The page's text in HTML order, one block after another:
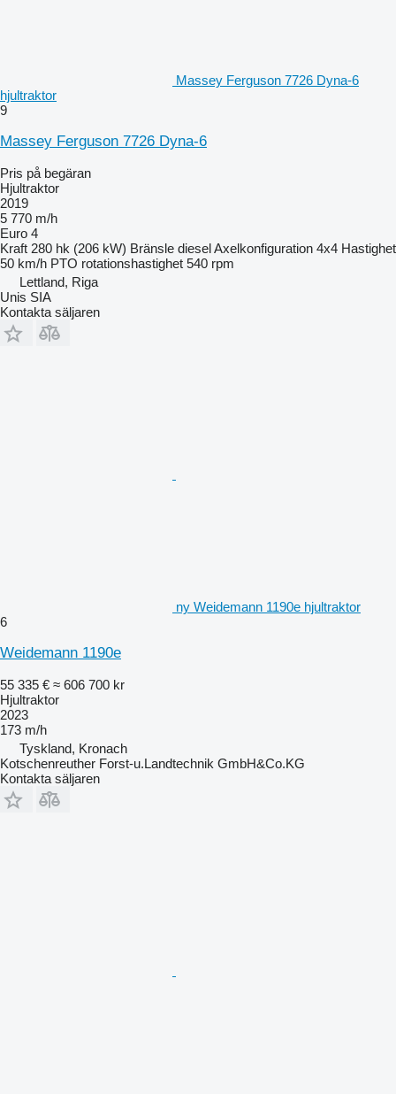
Massey Ferguson 7726 Dyna-6
hjultraktor
9
Massey Ferguson 7726 Dyna-6
Pris på begäran
Hjultraktor
2019
5 770 m/h
Euro 4
Kraft 280 hk (206 kW) Bränsle dieselAxelkonfiguration 4x4 Hastighet
50 km/h PTO rotationshastighet 540 rpm
Lettland, Riga
Unis SIA
Kontakta säljaren
ny Weidemann 1190e hjultraktor
6
Weidemann 1190e
55 335 € ≈ 606 700 kr
Hjultraktor
2023
173 m/h
Tyskland, Kronach
Kotschenreuther Forst-u.Landtechnik GmbH&Co.KG
Kontakta säljaren